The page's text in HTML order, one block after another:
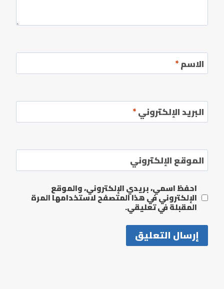
الاسم*
البريد الإلكتروني*
الموقع الإلكتروني
احفظ اسمي، بريدي الإلكتروني، والموقع
الإلكتروني في هذا المتصفح لاستخدامها المرة
المقبلة في تعليقي.